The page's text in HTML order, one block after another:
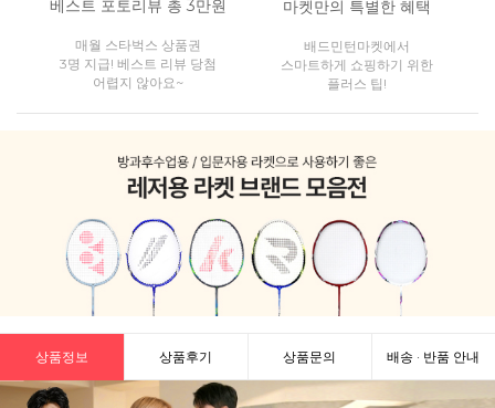
베스트 포토리뷰 총 3만원
매월 스타벅스 상품권
3명 지급! 베스트 리뷰 당첨
어렵지 않아요~
마켓만의 특별한 혜택
배드민턴마켓에서
스마트하게 쇼핑하기 위한
플러스 팁!
상품정보 상품후기 상품문의 배송 · 반품 안내